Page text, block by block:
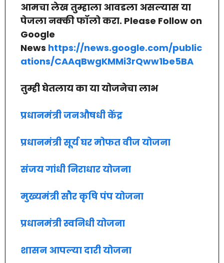
आमचा लेख तुम्हाला आवडला असल्यास या
पेजला नक्की फॉलो करा. Please Follow on
Google
News https://news.google.com/public
ations/CAAqBwgKMMi3rQww1be5BA
तुम्ही घेतलाय का या योजनेचा लाभ
प्रधानमंत्री जनऔषधी केंद्र
प्रधानमंत्री सूर्य घर मोफत वीज योजना
संजय गांधी निराधार योजना
मुख्यमंत्री सौर कृषि पंप योजना
प्रधानमंत्री स्वनिधी योजना
शासन आपल्या दारी योजना